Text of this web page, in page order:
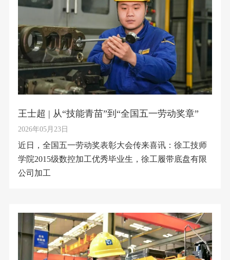
王士超 | 从“技能青苗”到“全国五一劳动奖章”
2026年05月23日
近日，全国五一劳动奖表彰大会传来喜讯：徐工技师
学院2015级数控加工优秀毕业生，徐工履带底盘有限
公司加工